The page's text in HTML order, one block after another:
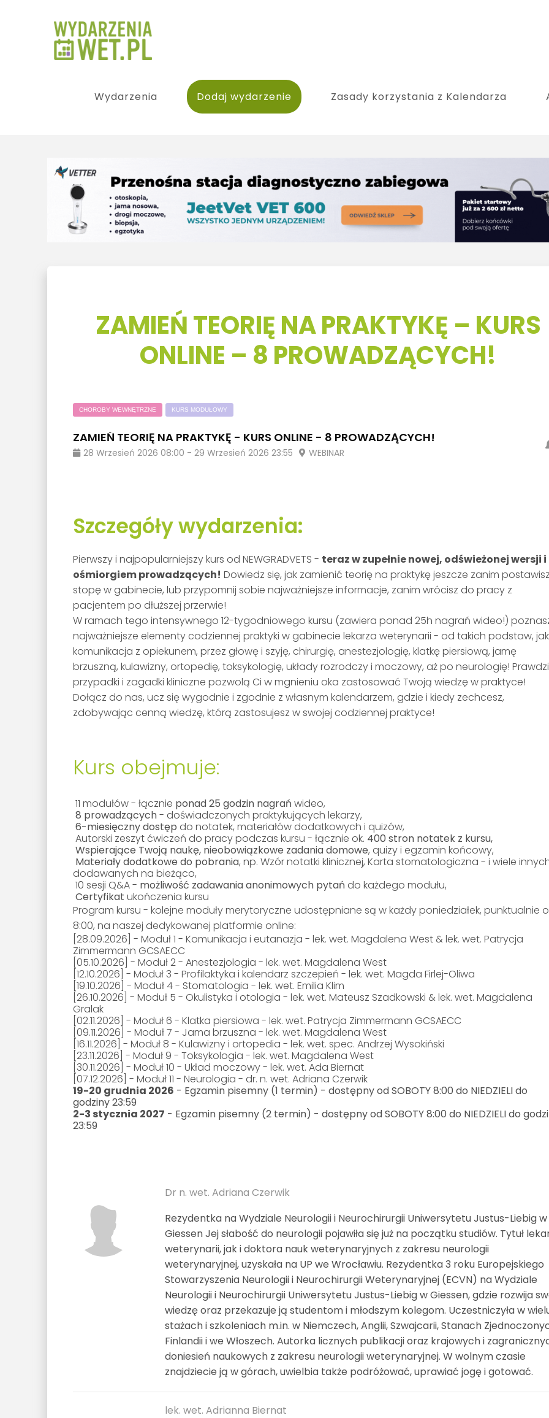
Wydarzenia Dodaj wydarzenie Zasady korzystania z Kalendarza
ZAMIEŃ TEORIĘ NA PRAKTYKĘ – KURS
ONLINE – 8 PROWADZĄCYCH!
CHOROBY WEWNĘTRZNE KURS MODUŁOWY
ZAMIEŃ TEORIĘ NA PRAKTYKĘ - KURS ONLINE - 8 PROWADZĄCYCH!
28 Wrzesień 2026 08:00 -29 Wrzesień 2026 23:55 WEBINAR
Szczegóły wydarzenia:
Pierwszy i najpopularniejszy kurs od NEWGRADVETS - teraz w zupełnie nowej, odświeżonej wersji i
ośmiorgiem prowadzących! Dowiedz się, jak zamienić teorię na praktykę jeszcze zanim
stopę w gabinecie, lub przypomnij sobie najważniejsze informacje, zanim wrócisz do pracy z
pacjentem po dłuższej przerwie!
W ramach tego intensywnego 12-tygodniowego kursu (zawiera ponad 25h nagrań wideo!)
najważniejsze elementy codziennej praktyki w gabinecie lekarza weterynarii - od takich podstaw, jak
komunikacja z opiekunem, przez głowę i szyję, chirurgię, anestezjologię, klatkę piersiową, jamę
brzuszną, kulawizny, ortopedię, toksykologię, układy rozrodczy i moczowy, aż po neurologię!
przypadki i zagadki kliniczne pozwolą Ci w mgnieniu oka zastosować Twoją wiedzę w praktyce!
Dołącz do nas, ucz się wygodnie i zgodnie z własnym kalendarzem, gdzie i kiedy zechcesz,
zdobywając cenną wiedzę, którą zastosujesz w swojej codziennej praktyce!
Kurs obejmuje:
11 modułów - łącznie ponad 25 godzin nagrańwideo,
8 prowadzących- doświadczonych praktykujących lekarzy,
6-miesięczny dostęp do notatek, materiałów dodatkowych i quizów,
Autorski zeszyt ćwiczeń do pracy podczas kursu - łącznie ok. 400 stron notatek z kursu,
Wspierające Twoją naukę, nieobowiązkowe zadania domowe, quizy i egzamin końcowy,
Materiały dodatkowe do pobrania, np. Wzór notatki klinicznej, Karta stomatologiczna - i wiele
dodawanych na bieżąco,
10 sesji Q&A - możliwość zadawania anonimowych pytań do każdego modułu,
Certyfikatukończenia kursu
Program kursu - kolejne moduły merytoryczne udostępniane są w każdy poniedziałek, punktualnie o
8:00, na naszej dedykowanej platformie online:
[28.09.2026] - Moduł 1 - Komunikacja i eutanazja - lek. wet. Magdalena West & lek. wet. Patrycja
Zimmermann GCSAECC
[05.10.2026]- Moduł 2 - Anestezjologia - lek. wet. Magdalena West
[12.10.2026] - Moduł 3 - Profilaktyka i kalendarz szczepień - lek. wet. Magda Firlej-Oliwa
[19.10.2026] - Moduł 4 - Stomatologia - lek. wet. Emilia Klim
[26.10.2026] - Moduł 5 - Okulistyka i otologia - lek. wet. Mateusz Szadkowski & lek. wet. Magdalena
Gralak
[02.11.2026] - Moduł 6 - Klatka piersiowa - lek. wet. Patrycja Zimmermann GCSAECC
[09.11.2026]- Moduł 7 - Jama brzuszna - lek. wet. Magdalena West
[16.11.2026] - Moduł 8 - Kulawizny i ortopedia - lek. wet. spec. Andrzej Wysokiński
[23.11.2026] - Moduł 9 - Toksykologia - lek. wet. Magdalena West
[30.11.2026] - Moduł 10 - Układ moczowy - lek. wet. Ada Biernat
[07.12.2026] - Moduł 11 - Neurologia - dr. n. wet. Adriana Czerwik
19-20 grudnia 2026 - Egzamin pisemny (1 termin) - dostępny od SOBOTY 8:00 do NIEDZIELI do
godziny 23:59
2-3 stycznia 2027 - Egzamin pisemny (2 termin) - dostępny od SOBOTY 8:00 do NIEDZIELI do
23:59
Dr n. wet. Adriana Czerwik
Rezydentka na Wydziale Neurologii i Neurochirurgii Uniwersytetu Justus-Liebig w
Giessen Jej słabość do neurologii pojawiła się już na początku studiów. Tytuł
weterynarii, jak i doktora nauk weterynaryjnych z zakresu neurologii
weterynaryjnej, uzyskała na UP we Wrocławiu. Rezydentka 3 roku Europejskiego
Stowarzyszenia Neurologii i Neurochirurgii Weterynaryjnej (ECVN) na Wydziale
Neurologii i Neurochirurgii Uniwersytetu Justus-Liebig w Giessen, gdzie rozwija
wiedzę oraz przekazuje ją studentom i młodszym kolegom. Uczestniczyła w
stażach i szkoleniach m.in. w Niemczech, Anglii, Szwajcarii, Stanach
Finlandii i we Włoszech. Autorka licznych publikacji oraz krajowych i
doniesień naukowych z zakresu neurologii weterynaryjnej. W wolnym czasie
znajdziecie ją w górach, uwielbia także podróżować, uprawiać jogę i gotować.
lek. wet. Adrianna Biernat